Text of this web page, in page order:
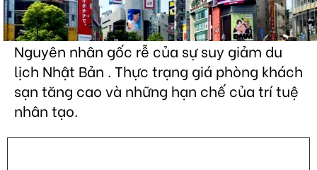
Nguyên nhân gốc rễ của sự suy giảm du
lịch Nhật Bản . Thực trạng giá phòng khách
sạn tăng cao và những hạn chế của trí tuệ
nhân tạo.